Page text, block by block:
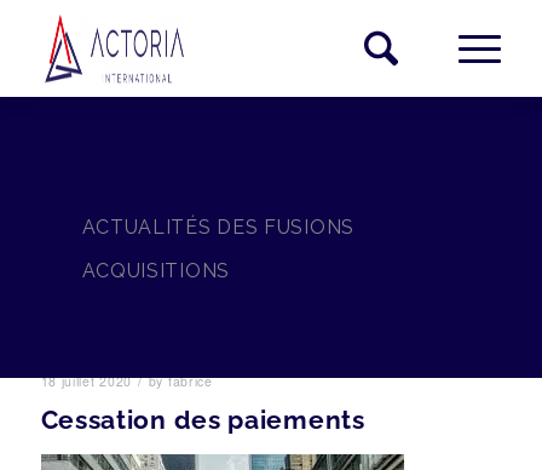
ACTUALITÉS DES FUSIONS
ACQUISITIONS
18 juillet 2020 / byfabrice
Cessation des paiements